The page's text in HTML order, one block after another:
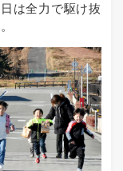
は全力で駆け抜